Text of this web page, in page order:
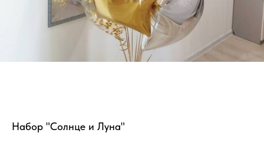
Набор "Солнце и Луна"